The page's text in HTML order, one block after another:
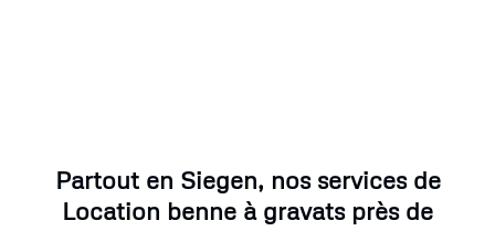
Partout en Siegen, nos services de
Location benne à gravats près de